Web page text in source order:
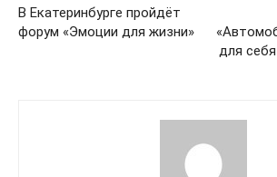
В Екатеринбурге пройдёт
форум «Эмоции для жизни»
для